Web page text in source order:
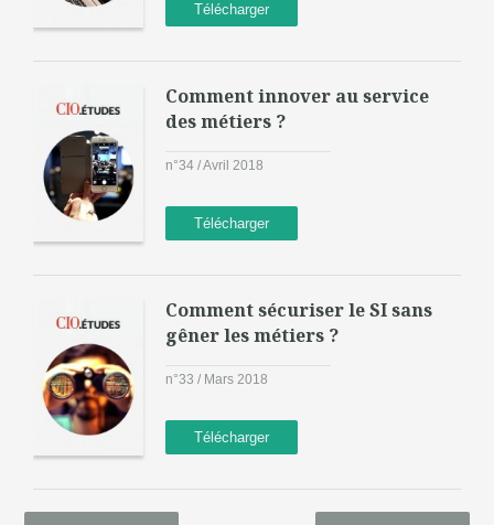
Télécharger
Comment innover au service
des métiers ?
n°34 / Avril 2018
Télécharger
Comment sécuriser le SI sans
gêner les métiers ?
n°33 / Mars 2018
Télécharger